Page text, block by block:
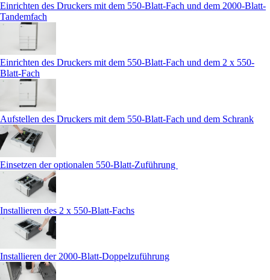
Einrichten des Druckers mit dem 550-Blatt-Fach und dem 2000-Blatt-
Tandemfach
Einrichten des Druckers mit dem 550-Blatt-Fach und dem 2 x 550-
Blatt-Fach
Aufstellen des Druckers mit dem 550-Blatt-Fach und dem Schrank
Einsetzen der optionalen 550‑Blatt-Zuführung
Installieren des 2 x 550-Blatt-Fachs
Installieren der 2000-Blatt-Doppelzuführung